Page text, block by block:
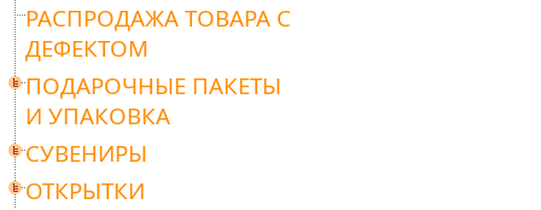
РАСПРОДАЖА ТОВАРА С
ДЕФЕКТОМ
ПОДАРОЧНЫЕ ПАКЕТЫ
И УПАКОВКА
СУВЕНИРЫ
ОТКРЫТКИ